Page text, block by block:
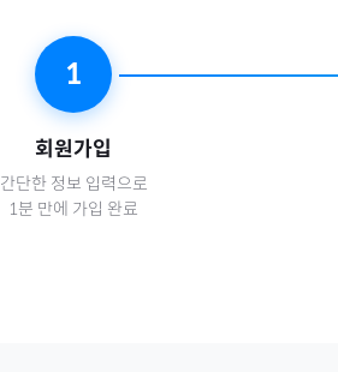
1
회원가입
간단한 정보 입력으로
1분 만에 가입 완료